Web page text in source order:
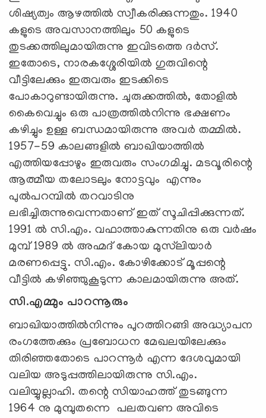
ശിഷ്യത്വം ആഴത്തില്‍ സ്വീകരിക്കുന്നതും. 1940
കളുടെ അവസാനത്തിലും 50 കളുടെ
തുടക്കത്തിലുമായിരുന്നു ഇവിടത്തെ ദര്‍സ്.
ഇതോടെ, നാരകശ്ശേരിയില്‍ ഗുരുവിന്റെ
വീട്ടിലേക്കും ഇരുവരും ഇടക്കിടെ
പോകാറുണ്ടായിരുന്നു. ചുരുക്കത്തില്‍, തോളില്‍
കൈവെച്ചും ഒരു പാത്രത്തില്‍നിന്നു ഭക്ഷണം
കഴിച്ചും ഉള്ള ബന്ധമായിരുന്നു അവര്‍ തമ്മില്‍.
1957-59 കാലങ്ങളില്‍ ബാഖിയാത്തില്‍
എത്തിയപ്പോഴും ഇരുവരും സംഗമിച്ചു. മടവൂരിന്റെ
ആത്മീയ തലോടലും നോട്ടവും എന്നും
പുല്‍പറമ്പില്‍ തറവാടിനു
ലഭിച്ചിരുന്നുവെന്നതാണ് ഇത് സൂചിപ്പിക്കുന്നത്.
1991 ല്‍ സി.എം. വഫാത്താകുന്നതിനു ഒരു വര്‍ഷം
മുമ്പ് 1989 ല്‍ അഹ്മദ് കോയ മുസ്‌ലിയാര്‍
മരണപ്പെട്ടു. സി.എം. കോഴിക്കോട് മൂപ്പന്റെ
വീട്ടില്‍ കഴിഞ്ഞുകൂടുന്ന കാലമായിരുന്നു അത്.
സി.എമ്മും പാറന്നൂരും
ബാഖിയാത്തില്‍നിന്നും പുറത്തിറങ്ങി അദ്ധ്യാപന
രംഗത്തേക്കും പ്രബോധന മേഖലയിലേക്കും
തിരിഞ്ഞതോടെ പാറന്നൂര്‍ എന്ന ദേശവുമായി
വലിയ അടുപ്പത്തിലായിരുന്നു സി.എം.
വലിയ്യുല്ലാഹി. തന്റെ സിയാഹത്ത് തുടങ്ങുന്ന
1964 നു മുമ്പുതന്നെ പലതവണ അവിടെ